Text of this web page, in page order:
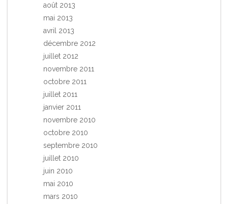
août 2013
mai 2013
avril 2013
décembre 2012
juillet 2012
novembre 2011
octobre 2011
juillet 2011
janvier 2011
novembre 2010
octobre 2010
septembre 2010
juillet 2010
juin 2010
mai 2010
mars 2010